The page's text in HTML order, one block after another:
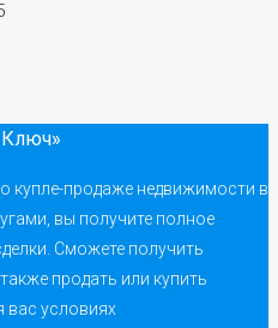
купле-продаже недвижимости в
вы получите полное
Сможете получить
продать или купить
вас условиях